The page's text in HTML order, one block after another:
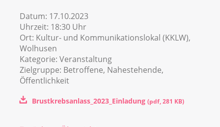
Datum: 17.10.2023
Uhrzeit: 18:30 Uhr
Ort: Kultur- und Kommunikationslokal (KKLW),
Wolhusen
Kategorie: Veranstaltung
Zielgruppe: Betroffene, Nahestehende,
Öffentlichkeit
Brustkrebsanlass_2023_Einladung (pdf,281 KB)